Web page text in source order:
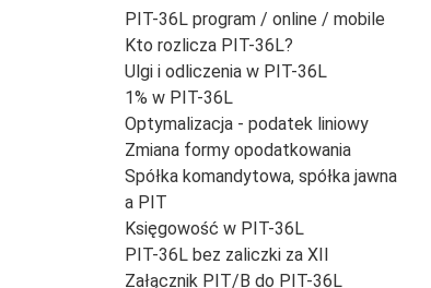
PIT-36L program / online / mobile
Kto rozlicza PIT-36L?
Ulgi i odliczenia w PIT-36L
1% w PIT-36L
Optymalizacja - podatek liniowy
Zmiana formy opodatkowania
Spółka komandytowa, spółka jawna
a PIT
Księgowość w PIT-36L
PIT-36L bez zaliczki za XII
Załącznik PIT/B do PIT-36L